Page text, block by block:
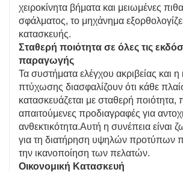
χειροκίνητα βήματα και μειωμένες
σφάλματος, το μηχάνημα
κατασκευής.
Σταθερή ποιότητα σε όλες τις
παραγωγής
Τα συστήματα ελέγχου ακριβείας και
πτύχωσης διασφαλίζουν ότι κάθε
κατασκευάζεται με σταθερή ποιότητα,
απαιτούμενες προδιαγραφές για
ανθεκτικότητα.Αυτή η συνέπεια είναι
για τη διατήρηση υψηλών προτύπων
την ικανοποίηση των πελατών.
Οικονομική Κατασκευή